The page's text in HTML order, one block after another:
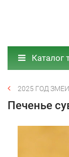
Каталог
2025 ГОД ЗМЕИ
Печенье